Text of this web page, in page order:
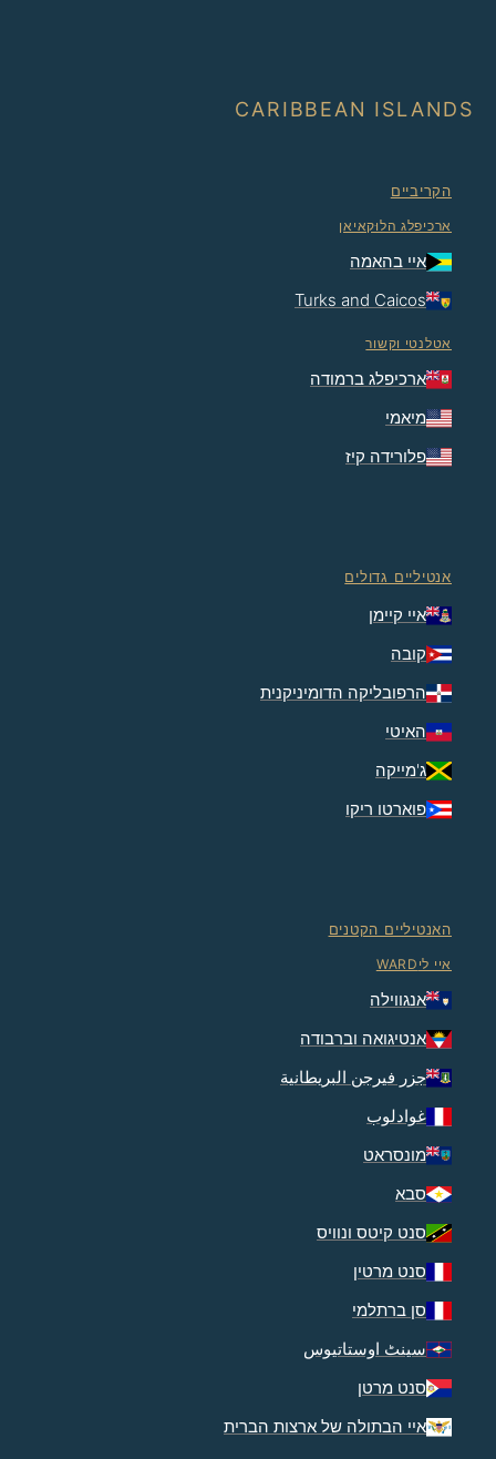
CARIBBEAN ISLANDS
הקריביים
ארכיפלג הלוּקאיאן
איי בהאמה
Turks and Caicos
אטלנטי וקשור
ארכיפלג ברמודה
מיאמי
פלורידה קיז
אנטיליים גדולים
איי קיימן
קובה
הרפובליקה הדומיניקנית
האיטי
ג'מייקה
פוארטו ריקו
האנטיליים הקטנים
איי ליWARD
אנגווילה
אנטיגואה וברבודה
جزر فيرجن البريطانية
غوادلوب
מונסראט
סבא
סנט קיטס ונוויס
סנט מרטין
סן ברתלמי
سینٹ اوستاتیوس
סנט מרטן
איי הבתולה של ארצות הברית